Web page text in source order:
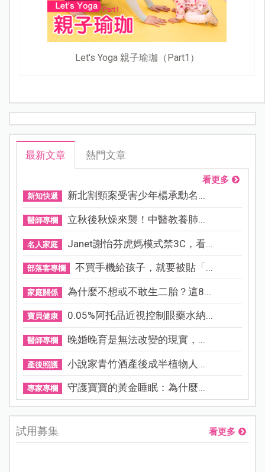
Let's Yoga 親子瑜珈（Part1）
最新文章 熱門文章
看更多
新知快遞 新北割頸案受害少年楊承勳名...
醫師專欄 立秋後秋燥來襲！中醫教養肺...
名人家庭 Janet謝怡芬虎媽模式禁3C，看...
部落客專欄 不買手機給孩子，就要被貼「...
家庭關係 為什麼不想或不敢生二胎？這8...
寶貝健康 0.05%阿托品近視控制眼藥水納...
醫師專欄 晚婚晚育是無法改變的現實，...
產後照護 小說家青竹酒產後成半植物人...
專家專欄 守護寶寶的黃金睡眠：為什麼...
試用募集 看更多